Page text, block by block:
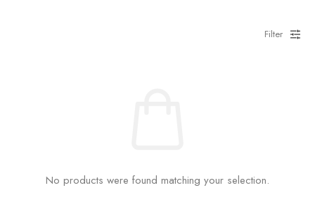
Filter
No products were found matching your selection.